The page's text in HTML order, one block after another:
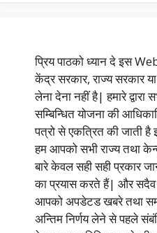
प्रिय पाठको ध्यान दे इस
केंद्र सरकार, राज्य सरकार
लेना देना नहीं है| हमारे द्वारा
सम्बिन्धित योजना की
पत्रो से एकत्रित की जाती है
हम आपको सभी राज्य तथा
बारे केवल सही सही प्रकार
का प्रयास करते हैं| और सदैव
आपको अपडेटड खबरे तथा
अन्तिम निर्णय लेने से पहले